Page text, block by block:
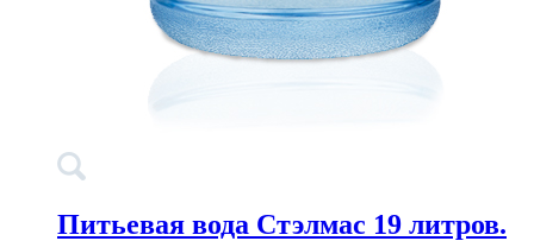
Питьевая вода Стэлмас 19 литров.